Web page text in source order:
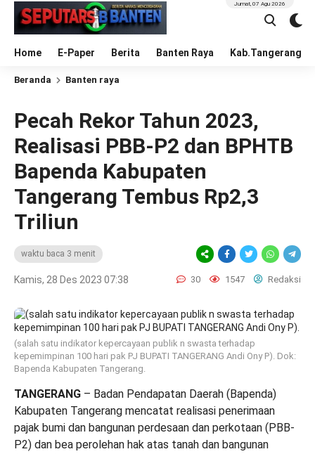
Home E-Paper Berita Banten Raya Kab.Tangerang
Jumat, 07 Agu 2026
Beranda Banten raya
Pecah Rekor Tahun 2023,
Realisasi PBB-P2 dan BPHTB
Bapenda Kabupaten
Tangerang Tembus Rp2,3
Triliun
waktu baca 3 menit
Kamis, 28 Des 2023 07:38 30 1547 Redaksi
(salah satu indikator kepercayaan publik n swasta terhadap
kepemimpinan 100 hari pak PJ BUPATI TANGERANG Andi Ony P). Dok:
Bapenda Kabupaten Tangerang.
TANGERANG – Badan Pendapatan Daerah (Bapenda)
Kabupaten Tangerang mencatat realisasi penerimaan
pajak bumi dan bangunan perdesaan dan perkotaan (PBB-
P2) dan bea perolehan hak atas tanah dan bangunan